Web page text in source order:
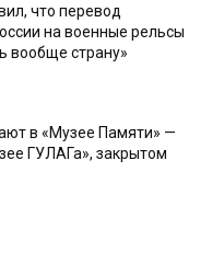
что перевод
на военные рельсы
вообще страну»
в «Музее Памяти» —
ГУЛАГа», закрытом